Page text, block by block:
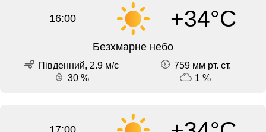
16:00 +34°C
Безхмарне небо
Південний, 2.9 м/с
759 мм рт. ст.
30 %
1 %